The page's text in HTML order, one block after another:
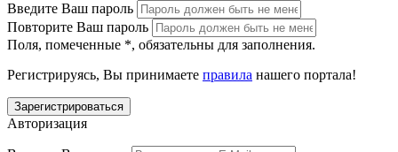
Введите Ваш пароль
Повторите Ваш пароль
Поля, помеченные *, обязательны для заполнения.
Регистрируясь, Вы принимаете правила нашего портала!
Авторизация